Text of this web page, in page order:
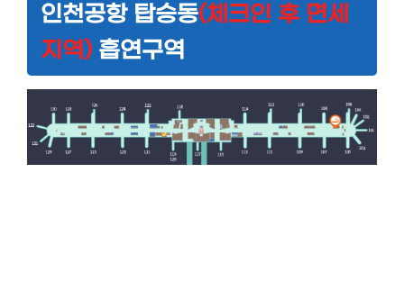
인천공항 탑승동(체크인 후 면세
지역) 흡연구역